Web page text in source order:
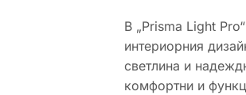
В „Prisma Light
интериорния
светлина и
комфортни и